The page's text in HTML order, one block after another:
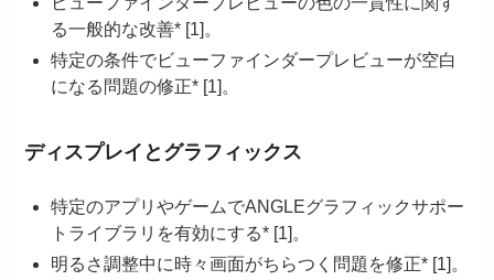
る一般的な改善* [1]。
特定の条件でビューファインダープレビューが空白
になる問題の修正* [1]。
ディスプレイとグラフィックス
特定のアプリやゲームでANGLEグラフィックサポー
トライブラリを有効にする* [1]。
明るさ調整中に時々画面がちらつく問題を修正* [1]。